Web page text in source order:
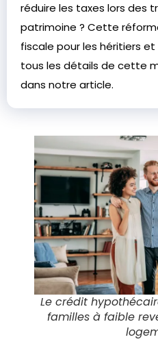
réduire les taxes lors des
patrimoine ? Cette
fiscale pour les héritiers
tous les détails de cette
dans notre article.
Le crédit
familles à faible